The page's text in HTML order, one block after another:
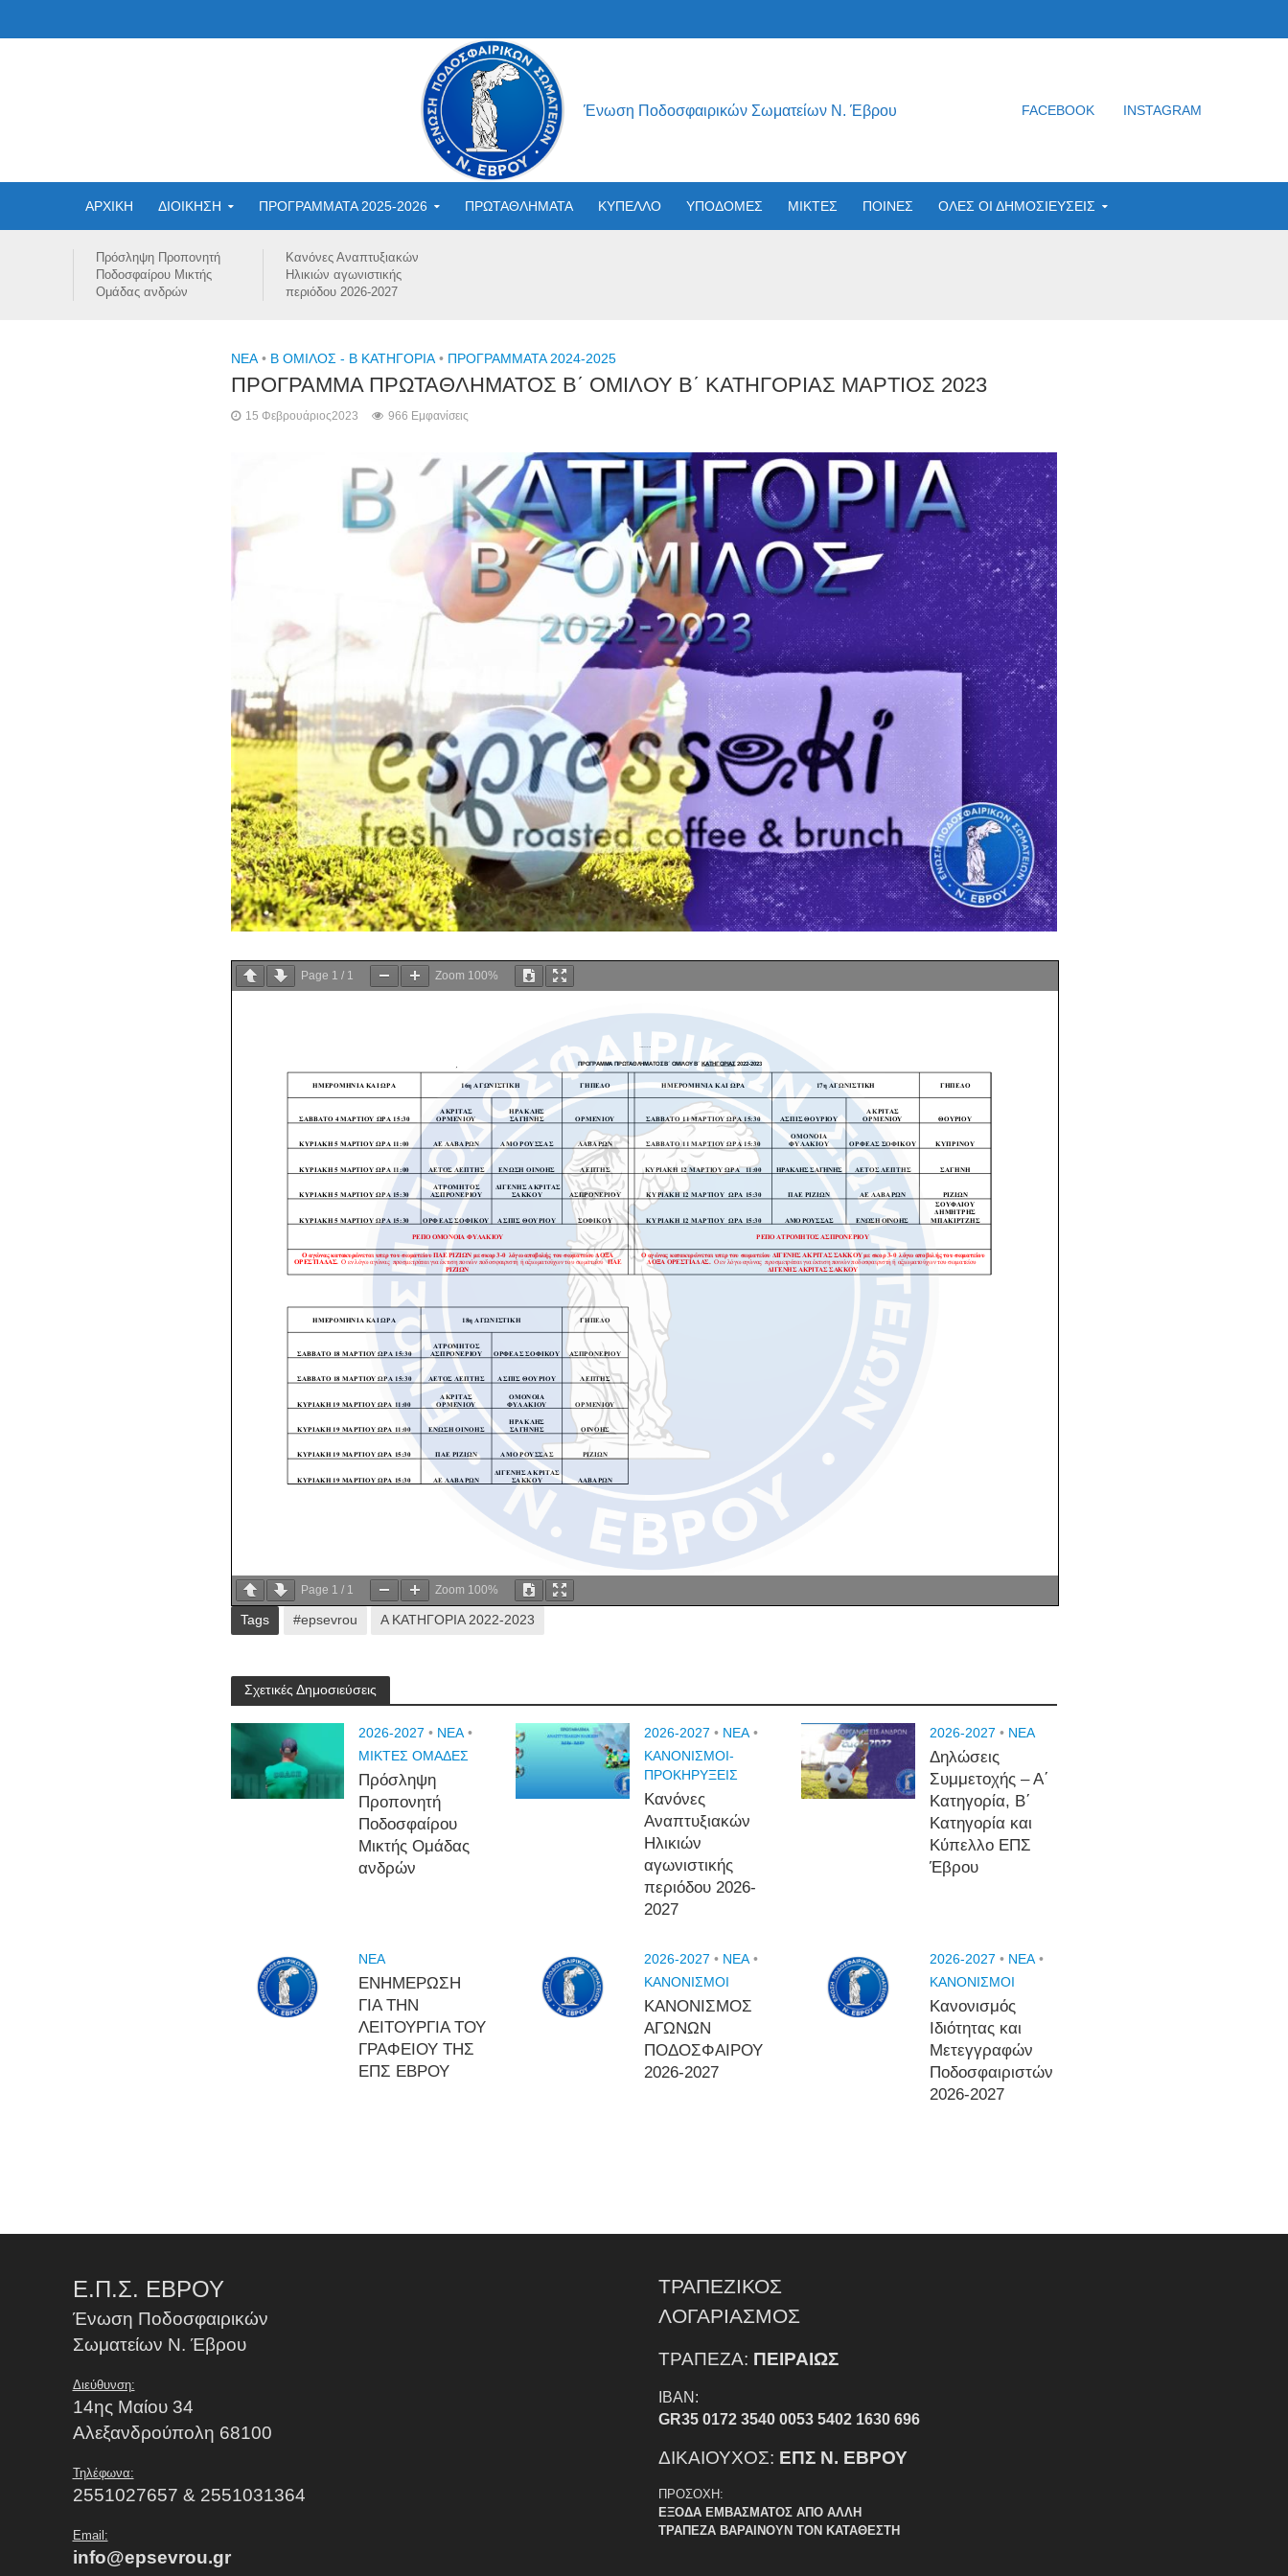
Ένωση Ποδοσφαιρικών Σωματείων Ν. Έβρου FACEBOOK INSTAGRAM
ΑΡΧΙΚΗ ΔΙΟΙΚΗΣΗ ΠΡΟΓΡΑΜΜΑΤΑ 2025-2026 ΠΡΩΤΑΘΛΗΜΑΤΑ ΚΥΠΕΛΛΟ ΥΠΟΔΟΜΕΣ ΜΙΚΤΕΣ ΠΟΙΝΕΣ ΟΛΕΣ ΟΙ ΔΗΜΟΣΙΕΥΣΕΙΣ
Πρόσληψη Προπονητή
Ποδοσφαίρου Μικτής
Ομάδας ανδρών
Κανόνες Αναπτυξιακών
Ηλικιών αγωνιστικής
περιόδου 2026-2027
NEA • Β ΟΜΙΛΟΣ - Β ΚΑΤΗΓΟΡΙΑ • ΠΡΟΓΡΑΜΜΑΤΑ 2024-2025
ΠΡΟΓΡΑΜΜΑ ΠΡΩΤΑΘΛΗΜΑΤΟΣ Β΄ ΟΜΙΛΟΥ Β΄ ΚΑΤΗΓΟΡΙΑΣ ΜΑΡΤΙΟΣ 2023
15 Φεβρουάριος2023 966 Εμφανίσεις
Page 1 / 1 Zoom 100%
Page 1 / 1 Zoom 100%
Tags #epsevrou Α ΚΑΤΗΓΟΡΙΑ 2022-2023
Σχετικές Δημοσιεύσεις
2026-2027 • NEA •
ΜΙΚΤΕΣ ΟΜΑΔΕΣ
Πρόσληψη
Προπονητή
Ποδοσφαίρου
Μικτής Ομάδας
ανδρών
2026-2027 • NEA •
ΚΑΝΟΝΙΣΜΟΙ-
ΠΡΟΚΗΡΥΞΕΙΣ
Κανόνες
Αναπτυξιακών
Ηλικιών
αγωνιστικής
περιόδου 2026-
2027
2026-2027 • NEA
Δηλώσεις
Συμμετοχής – Α΄
Κατηγορία, Β΄
Κατηγορία και
Κύπελλο ΕΠΣ
Έβρου
NEA
ΕΝΗΜΕΡΩΣΗ
ΓΙΑ ΤΗΝ
ΛΕΙΤΟΥΡΓΙΑ ΤΟΥ
ΓΡΑΦΕΙΟΥ ΤΗΣ
ΕΠΣ ΕΒΡΟΥ
2026-2027 • NEA •
ΚΑΝΟΝΙΣΜΟΙ
ΚΑΝΟΝΙΣΜΟΣ
ΑΓΩΝΩΝ
ΠΟΔΟΣΦΑΙΡΟΥ
2026-2027
2026-2027 • NEA •
ΚΑΝΟΝΙΣΜΟΙ
Κανονισμός
Ιδιότητας και
Μετεγγραφών
Ποδοσφαιριστών
2026-2027
Ε.Π.Σ. ΕΒΡΟΥ
Ένωση Ποδοσφαιρικών
Σωματείων Ν. Έβρου
Διεύθυνση:
14ης Μαίου 34
Αλεξανδρούπολη 68100
Τηλέφωνα:
2551027657 & 2551031364
Email:
info@epsevrou.gr
ΤΡΑΠΕΖΙΚΟΣ
ΛΟΓΑΡΙΑΣΜΟΣ
ΤΡΑΠΕΖΑ: ΠΕΙΡΑΙΩΣ
IBAN:
GR35 0172 3540 0053 5402 1630 696
ΔΙΚΑΙΟΥΧΟΣ: ΕΠΣ Ν. ΕΒΡΟΥ
ΠΡΟΣΟΧΗ:
ΕΞΟΔΑ ΕΜΒΑΣΜΑΤΟΣ ΑΠΟ ΑΛΛΗ
ΤΡΑΠΕΖΑ ΒΑΡΑΙΝΟΥΝ ΤΟΝ ΚΑΤΑΘΕΣΤΗ